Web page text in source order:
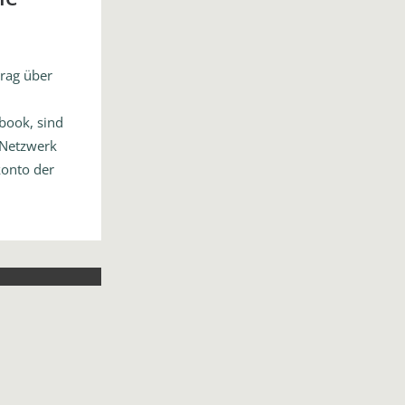
über
sind
der